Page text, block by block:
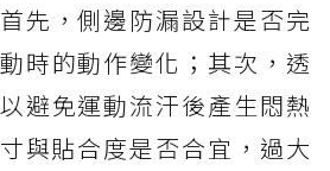
先，側邊防漏設計是否完
時的動作變化；其次，透
避免運動流汗後產生悶熱
與貼合度是否合宜，過大